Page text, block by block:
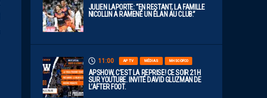
JULIEN LAPORTE: “EN RESTANT, LA FAMILLE
NICOLLIN A RAMENÉ UN ÉLAN AU CLUB.”
11:00 AP TV MÉDIAS MHSC-DFCO
APSHOW, C’EST LA REPRISE! CE SOIR 21H
SUR YOUTUBE. INVITÉ DAVID GLUZMAN DE
L’AFTER FOOT.